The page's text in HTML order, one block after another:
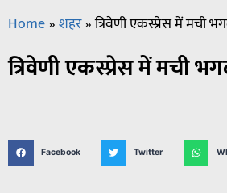
Home»शहर»त्रिवेणी एकस्प्रेस में मची
त्रिवेणी एकस्प्रेस में मची
Facebook Twitter